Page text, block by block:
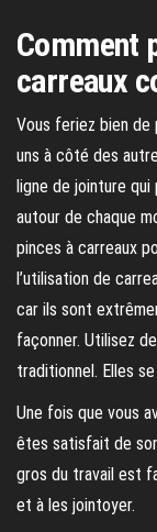
Comment
carreaux
Vous feriez bien de
uns à côté des
ligne de jointure
autour de chaque
pinces à carreaux
l’utilisation de
car ils sont
façonner. Utilisez
traditionnel. Elles
Une fois que vous
êtes satisfait de
gros du travail est
et à les jointoyer.